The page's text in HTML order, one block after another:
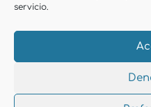
servicio.